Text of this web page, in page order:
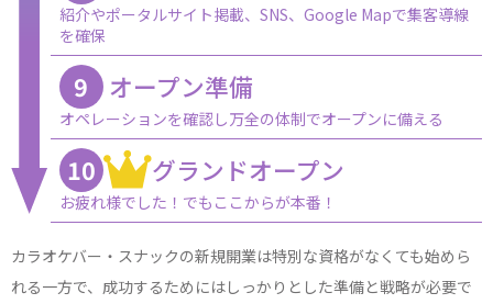
紹介やポータルサイト掲載、SNS、Google Mapで集客導線
を確保
9 オープン準備
オペレーションを確認し万全の体制でオープンに備える
10 グランドオープン
お疲れ様でした！でもここからが本番！
カラオケバー・スナックの新規開業は特別な資格がなくても始めら
れる一方で、成功するためにはしっかりとした準備と戦略が必要で